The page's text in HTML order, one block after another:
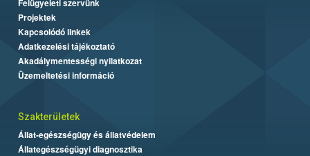
Felügyeleti szervünk
Projektek
Kapcsolódó linkek
Adatkezelési tájékoztató
Akadálymentességi nyilatkozat
Üzemeltetési információ
Szakterületek
Állat-egészségügy és állatvédelem
Állategészségügyi diagnosztika